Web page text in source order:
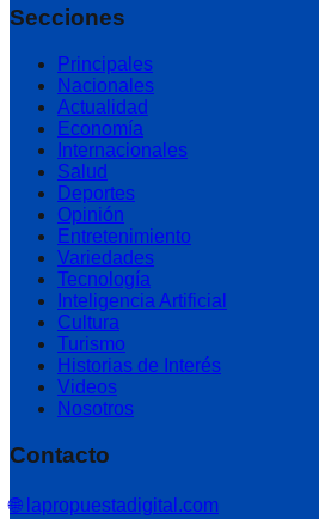
Secciones
Principales
Nacionales
Actualidad
Economía
Internacionales
Salud
Deportes
Opinión
Entretenimiento
Variedades
Tecnología
Inteligencia Artificial
Cultura
Turismo
Historias de Interés
Videos
Nosotros
Contacto
🌐 lapropuestadigital.com